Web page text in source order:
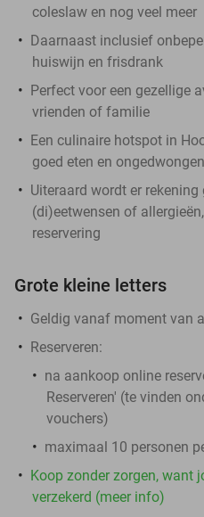
coleslaw en nog veel meer
Daarnaast inclusief
huiswijn en frisdrank
Perfect voor een gezellige
vrienden of familie
Een culinaire hotspot in
goed eten en
Uiteraard wordt er
(di)eetwensen of
reservering
Grote kleine letters
Geldig vanaf moment van
Reserveren:
na aankoop online
Reserveren' (te vinden
vouchers)
maximaal 10 personen
Koop zonder zorgen, want
verzekerd (meer info)